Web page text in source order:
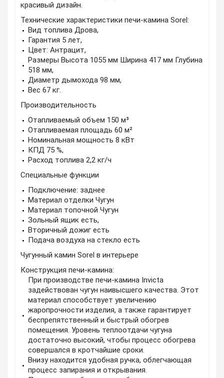
красивый дизайн.
Технические характеристики печи-камина Sorel:
Вид топлива Дрова,
Гарантия 5 лет,
Цвет: Антрацит,
Размеры Высота 1055 мм Ширина 417 мм Глубина
518 мм,
Диаметр дымохода 98 мм,
Вес 67 кг.
Производительность
Отапливаемый объем 150 м³
Отапливаемая площадь 60 м²
Номинальная мощность 8 кВт
КПД 75 %,
Расход топлива 2,2 кг/ч
Специальные функции
Подключение: заднее
Материал отделки Чугун
Материал топочной Чугун
Зольный ящик есть,
Вторичный дожиг есть
Подача воздуха на стекло есть
Чугунный камин Sorel в интерьере
Конструкция печи-камина:
При производстве печи-камина Invicta
задействован чугун наивысшего качества. Этот
материал способствует увеличению
жаропрочности изделия, а также гарантирует
беспрепятственный и быстрый обогрев
помещения. Уровень теплоотдачи чугуна
достаточно высокий, чтобы процесс обогрева
совершался в кротчайшие сроки.
Внизу находится удобная ручка, облегчающая
процесс запирания и открывания.